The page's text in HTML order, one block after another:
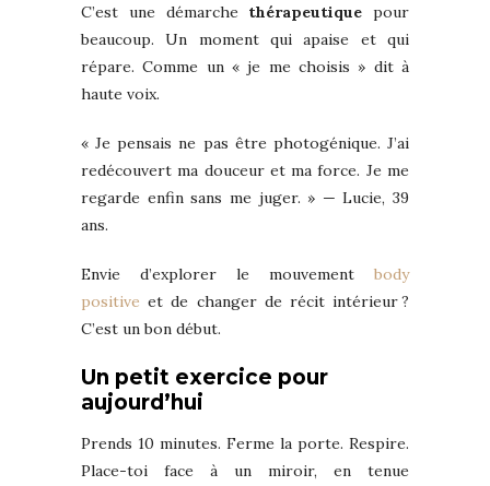
C’est une démarche thérapeutique pour
beaucoup. Un moment qui apaise et qui
répare. Comme un « je me choisis » dit à
haute voix.
« Je pensais ne pas être photogénique. J’ai
redécouvert ma douceur et ma force. Je me
regarde enfin sans me juger. » — Lucie, 39
ans.
Envie d’explorer le mouvement body
positive et de changer de récit intérieur ?
C’est un bon début.
Un petit exercice pour
aujourd’hui
Prends 10 minutes. Ferme la porte. Respire.
Place-toi face à un miroir, en tenue